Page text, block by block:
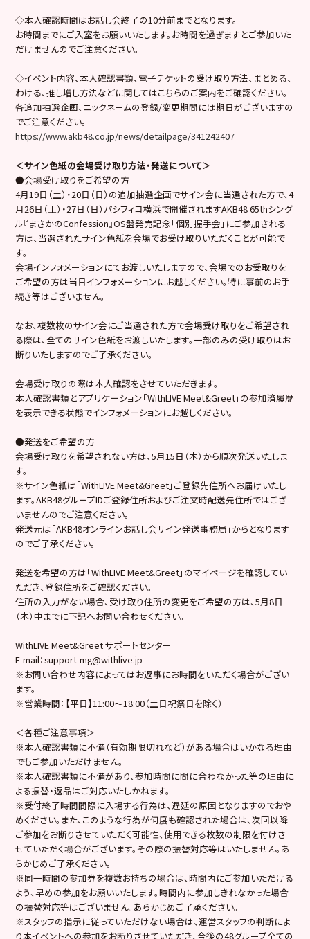
◇本人確認時間はお話し会終了の10分前までとなります。
お時間までにご入室をお願いいたします。お時間を過ぎますとご参加いた
だけませんのでご注意ください。
◇イベント内容、本人確認書類、電子チケットの受け取り方法、まとめる、
わける、推し増し方法などに関してはこちらのご案内をご確認ください。
各追加抽選企画、ニックネームの登録/変更期間には期日がございますの
でご注意ください。
https://www.akb48.co.jp/news/detailpage/341242407
＜サイン色紙の会場受け取り方法・発送について＞
●会場受け取りをご希望の方
4月19日（土）・20日（日）の追加抽選企画でサイン会に当選された方で、4
月26日（土）・27日（日）パシフィコ横浜で開催されますAKB48 65thシング
ル『まさかのConfession』OS盤発売記念「個別握手会」にご参加される
方は、当選されたサイン色紙を会場でお受け取りいただくことが可能で
す。
会場インフォメーションにてお渡しいたしますので、会場でのお受取りを
ご希望の方は当日インフォメーションにお越しください。特に事前のお手
続き等はございません。
なお、複数枚のサイン会にご当選された方で会場受け取りをご希望され
る際は、全てのサイン色紙をお渡しいたします。一部のみの受け取りはお
断りいたしますのでご了承ください。
会場受け取りの際は本人確認をさせていただきます。
本人確認書類とアプリケーション「WithLIVE Meet&Greet」の参加済履歴
を表示できる状態でインフォメーションにお越しください。
●発送をご希望の方
会場受け取りを希望されない方は、5月15日（木）から順次発送いたしま
す。
※サイン色紙は「WithLIVE Meet&Greet」ご登録先住所へお届けいたし
ます。AKB48グループIDご登録住所およびご注文時配送先住所ではござ
いませんのでご注意ください。
発送元は「AKB48オンラインお話し会サイン発送事務局」からとなります
のでご了承ください。
発送を希望の方は「WithLIVE Meet&Greet」のマイページを確認してい
ただき、登録住所をご確認ください。
住所の入力がない場合、受け取り住所の変更をご希望の方は、5月8日
（木）中までに下記へお問い合わせください。
WithLIVE Meet&Greet サポートセンター
E-mail：support-mg@withlive.jp
※お問い合わせ内容によってはお返事にお時間をいただく場合がござい
ます。
※営業時間：【平日】11:00〜18:00（土日祝祭日を除く）
＜各種ご注意事項＞
※本人確認書類に不備（有効期限切れなど）がある場合はいかなる理由
でもご参加いただけません。
※本人確認書類に不備があり、参加時間に間に合わなかった等の理由に
よる振替・返品はご対応いたしかねます。
※受付終了時間間際に入場する行為は、遅延の原因となりますのでおや
めください。また、このような行為が何度も確認された場合は、次回以降
ご参加をお断りさせていただく可能性、使用できる枚数の制限を付けさ
せていただく場合がございます。その際の振替対応等はいたしません。あ
らかじめご了承ください。
※同一時間の参加券を複数お持ちの場合は、時間内にご参加いただける
よう、早めの参加をお願いいたします。時間内に参加しきれなかった場合
の振替対応等はございません。あらかじめご了承ください。
※スタッフの指示に従っていただけない場合は、運営スタッフの判断によ
り本イベントへの参加をお断りさせていただき、今後の48グループ全ての